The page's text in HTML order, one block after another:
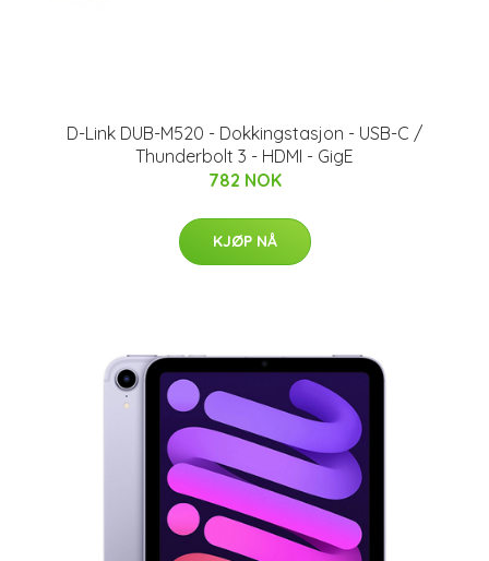
D-Link DUB-M520 - Dokkingstasjon - USB-C /
Thunderbolt 3 - HDMI - GigE
782 NOK
KJØP NÅ